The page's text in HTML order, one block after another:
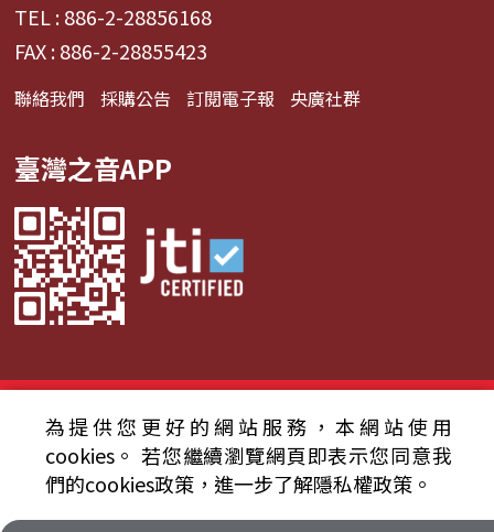
TEL : 886-2-28856168
FAX : 886-2-28855423
聯絡我們 採購公告 訂閱電子報 央廣社群
臺灣之音APP
© 2024財團法人中央廣播電臺 版權所有
資通安全政策聲明
服務條款 隱私權條款
為提供您更好的網站服務，本網站使用
cookies。 若您繼續瀏覽網頁即表示您同意我
們的cookies政策，進一步了解隱私權政策。